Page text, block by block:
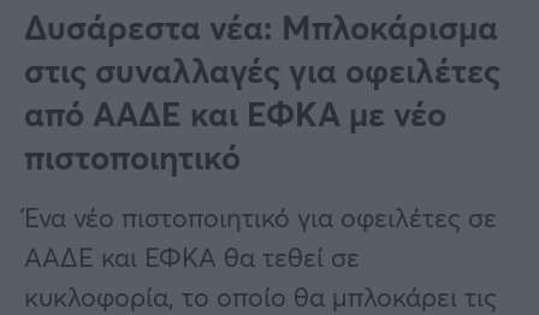
Πολιτική
Τράπεζες
Επιδοτήσεις
Κόσμος
Lifestyle
Αθλητικά
Υγεία
Δυσάρεστα νέα: Μπλοκάρισμα
στις συναλλαγές για οφειλέτες
από ΑΑΔΕ και ΕΦΚΑ με νέο
πιστοποιητικό
Ένα νέο πιστοποιητικό για οφειλέτες σε
ΑΑΔΕ και ΕΦΚΑ θα τεθεί σε
κυκλοφορία, το οποίο θα μπλοκάρει τις